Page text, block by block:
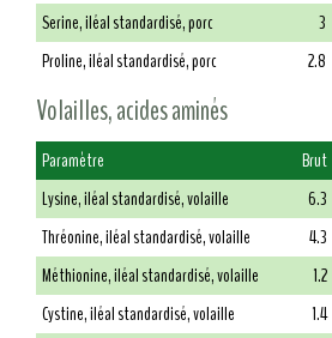
Serine, iléal standardisé, porc
3
Proline, iléal standardisé, porc
2.8
Volailles, acides aminés
Paramètre Brut
Lysine, iléal standardisé, volaille
6.3
Thréonine, iléal standardisé, volaille
4.3
Méthionine, iléal standardisé, volaille
1.2
Cystine, iléal standardisé, volaille
1.4